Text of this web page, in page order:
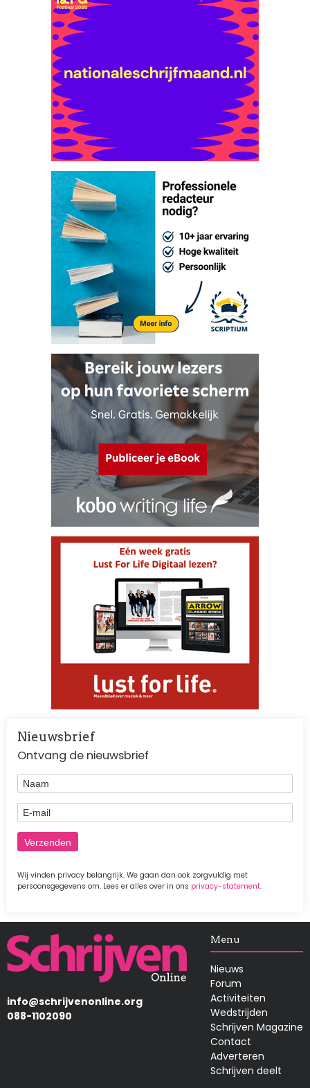
Nieuwsbrief
Ontvang de nieuwsbrief
Naam
E-mail
Wij vinden privacy belangrijk. We gaan dan ook zorgvuldig met
persoonsgegevens om. Lees er alles over in ons privacy-statement.
Afbeelding
info@schrijvenonline.org
088-1102090
Menu
Nieuws
Forum
Activiteiten
Wedstrijden
Schrijven Magazine
Contact
Adverteren
Schrijven deelt